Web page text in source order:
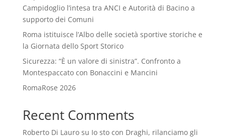
Campidoglio l’intesa tra ANCI e Autorità di Bacino a
supporto dei Comuni
Roma istituisce l’Albo delle società sportive storiche e
la Giornata dello Sport Storico
Sicurezza: “È un valore di sinistra”. Confronto a
Montespaccato con Bonaccini e Mancini
RomaRose 2026
Recent Comments
Roberto Di Laurosu Io sto con Draghi, rilanciamo gli